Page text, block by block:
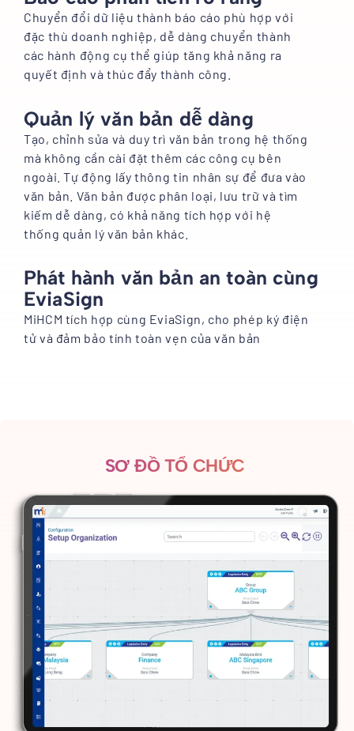
Chuyển đổi dữ liệu thành báo cáo phù hợp với
đặc thù doanh nghiệp, dễ dàng chuyển thành
các hành động cụ thể giúp tăng khả năng ra
quyết định và thúc đẩy thành công.
Quản lý văn bản dễ dàng
Tạo, chỉnh sửa và duy trì văn bản trong hệ thống
mà không cần cài đặt thêm các công cụ bên
ngoài. Tự động lấy thông tin nhân sự để đưa vào
văn bản. Văn bản được phân loại, lưu trữ và tìm
kiếm dễ dàng, có khả năng tích hợp với hệ
thống quản lý văn bản khác.
Phát hành văn bản an toàn cùng
EviaSign
MiHCM tích hợp cùng EviaSign, cho phép ký điện
tử và đảm bảo tính toàn vẹn của văn bản
SƠ ĐỒ TỔ CHỨC